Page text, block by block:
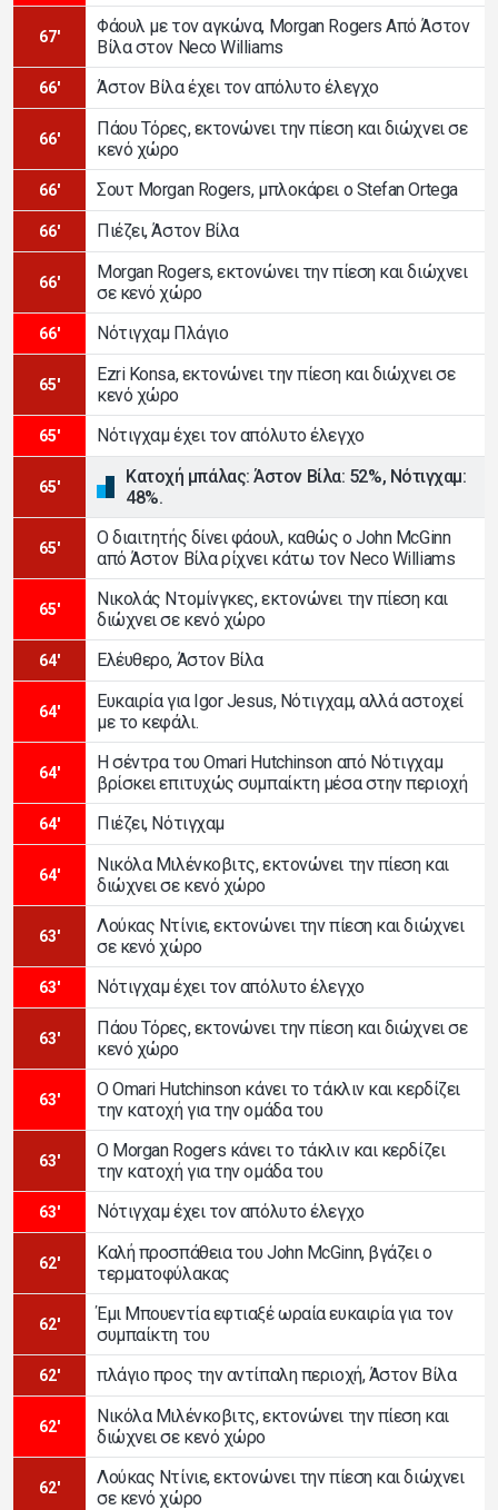
67'
Φάουλ με τον αγκώνα, Morgan Rogers Από Άστον
Βίλα στον Neco Williams
66' Άστον Βίλα έχει τον απόλυτο έλεγχο
66'
Πάου Τόρες, εκτονώνει την πίεση και διώχνει σε
κενό χώρο
66' Σουτ Morgan Rogers, μπλοκάρει ο Stefan Ortega
66' Πιέζει, Άστον Βίλα
66'
Morgan Rogers, εκτονώνει την πίεση και διώχνει
σε κενό χώρο
66' Νότιγχαμ Πλάγιο
65'
Ezri Konsa, εκτονώνει την πίεση και διώχνει σε
κενό χώρο
65' Νότιγχαμ έχει τον απόλυτο έλεγχο
65'
Κατοχή μπάλας: Άστον Βίλα: 52%, Νότιγχαμ:
48%.
65'
Ο διαιτητής δίνει φάουλ, καθώς ο John McGinn
από Άστον Βίλα ρίχνει κάτω τον Neco Williams
65'
Νικολάς Ντομίνγκες, εκτονώνει την πίεση και
διώχνει σε κενό χώρο
64' Ελέυθερο, Άστον Βίλα
64'
Ευκαιρία για Igor Jesus, Νότιγχαμ, αλλά αστοχεί
με το κεφάλι.
64'
Η σέντρα του Omari Hutchinson από Νότιγχαμ
βρίσκει επιτυχώς συμπαίκτη μέσα στην περιοχή
64' Πιέζει, Νότιγχαμ
64'
Νικόλα Μιλένκοβιτς, εκτονώνει την πίεση και
διώχνει σε κενό χώρο
63'
Λούκας Ντίνιε, εκτονώνει την πίεση και διώχνει
σε κενό χώρο
63' Νότιγχαμ έχει τον απόλυτο έλεγχο
63'
Πάου Τόρες, εκτονώνει την πίεση και διώχνει σε
κενό χώρο
63'
Ο Omari Hutchinson κάνει το τάκλιν και κερδίζει
την κατοχή για την ομάδα του
63'
Ο Morgan Rogers κάνει το τάκλιν και κερδίζει
την κατοχή για την ομάδα του
63' Νότιγχαμ έχει τον απόλυτο έλεγχο
62'
Καλή προσπάθεια του John McGinn, βγάζει ο
τερματοφύλακας
62'
Έμι Μπουεντία εφτιαξέ ωραία ευκαιρία για τον
συμπαίκτη του
62' πλάγιο προς την αντίπαλη περιοχή, Άστον Βίλα
62'
Νικόλα Μιλένκοβιτς, εκτονώνει την πίεση και
διώχνει σε κενό χώρο
62'
Λούκας Ντίνιε, εκτονώνει την πίεση και διώχνει
σε κενό χώρο